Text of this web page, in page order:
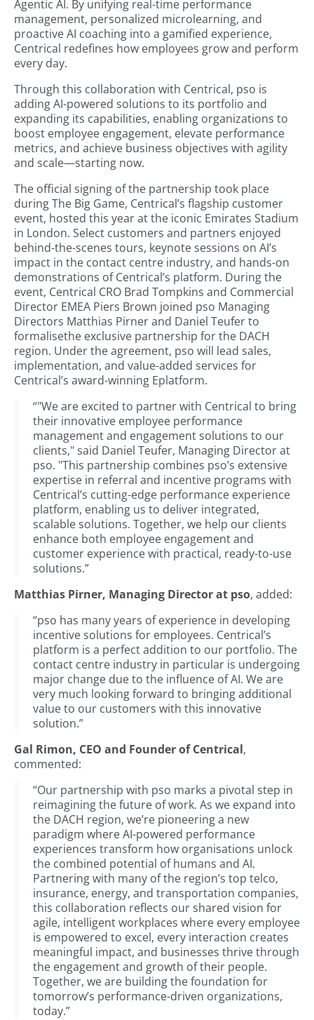
Agentic AI. By unifying real-time performance
management, personalized microlearning, and
proactive AI coaching into a gamified experience,
Centrical redefines how employees grow and perform
every day.
Through this collaboration with Centrical, pso is
adding AI-powered solutions to its portfolio and
expanding its capabilities, enabling organizations to
boost employee engagement, elevate performance
metrics, and achieve business objectives with agility
and scale—starting now.
The official signing of the partnership took place
during The Big Game, Centrical’s flagship customer
event, hosted this year at the iconic Emirates Stadium
in London. Select customers and partners enjoyed
behind-the-scenes tours, keynote sessions on AI’s
impact in the contact centre industry, and hands-on
demonstrations of Centrical’s platform. During the
event, Centrical CRO Brad Tompkins and Commercial
Director EMEA Piers Brown joined pso Managing
Directors Matthias Pirner and Daniel Teufer to
formalisethe exclusive partnership for the DACH
region. Under the agreement, pso will lead sales,
implementation, and value-added services for
Centrical’s award-winning Eplatform.
“"We are excited to partner with Centrical to bring
their innovative employee performance
management and engagement solutions to our
clients," said Daniel Teufer, Managing Director at
pso. "This partnership combines pso’s extensive
expertise in referral and incentive programs with
Centrical’s cutting-edge performance experience
platform, enabling us to deliver integrated,
scalable solutions. Together, we help our clients
enhance both employee engagement and
customer experience with practical, ready-to-use
solutions.”
Matthias Pirner, Managing Director at pso, added:
“pso has many years of experience in developing
incentive solutions for employees. Centrical’s
platform is a perfect addition to our portfolio. The
contact centre industry in particular is undergoing
major change due to the influence of AI. We are
very much looking forward to bringing additional
value to our customers with this innovative
solution.”
Gal Rimon, CEO and Founder of Centrical,
commented:
“Our partnership with pso marks a pivotal step in
reimagining the future of work. As we expand into
the DACH region, we’re pioneering a new
paradigm where AI-powered performance
experiences transform how organisations unlock
the combined potential of humans and AI.
Partnering with many of the region’s top telco,
insurance, energy, and transportation companies,
this collaboration reflects our shared vision for
agile, intelligent workplaces where every employee
is empowered to excel, every interaction creates
meaningful impact, and businesses thrive through
the engagement and growth of their people.
Together, we are building the foundation for
tomorrow’s performance-driven organizations,
today.”